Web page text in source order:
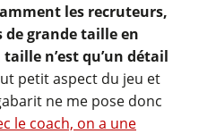
les recruteurs,
de grande taille en
n’est qu’un détail
petit aspect du jeu et
ne me pose donc
le coach, on a une